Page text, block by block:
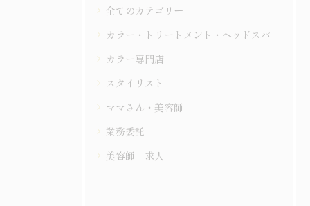
全てのカテゴリー
カラー・トリートメント・ヘッドスパ
カラー専門店
スタイリスト
ママさん・美容師
業務委託
美容師 求人